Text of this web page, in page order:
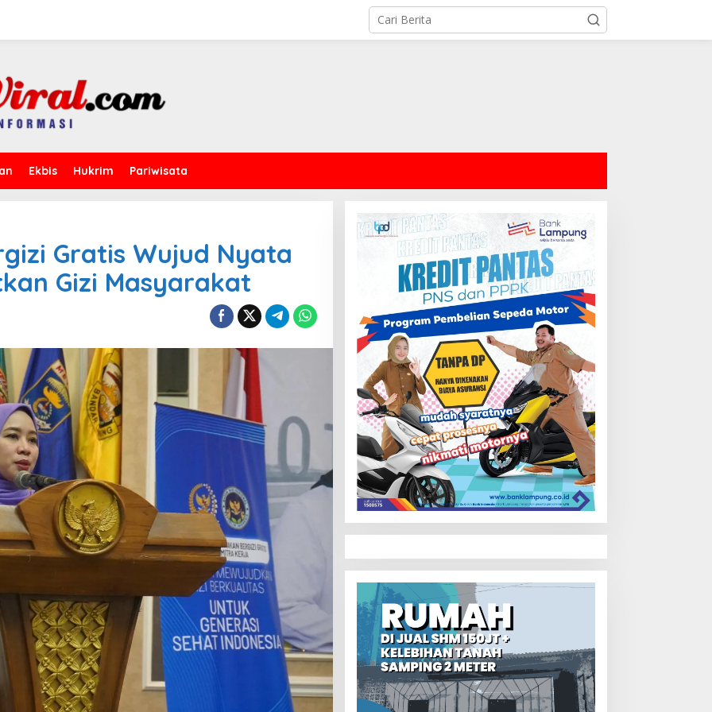
Ekbis Hukrim Pariwisata
Gratis Wujud Nyata
Gizi Masyarakat